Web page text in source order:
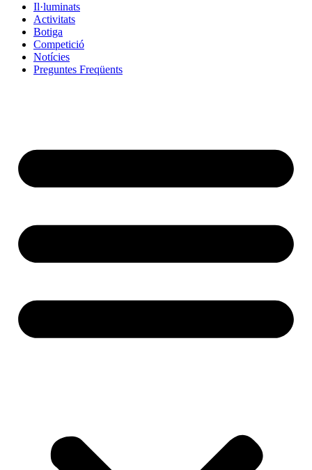
Il·luminats
Activitats
Botiga
Competició
Notícies
Preguntes Freqüents